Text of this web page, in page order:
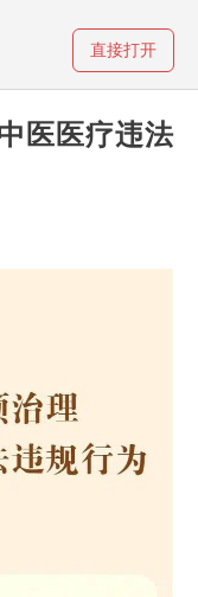
直接打开
医医疗违法